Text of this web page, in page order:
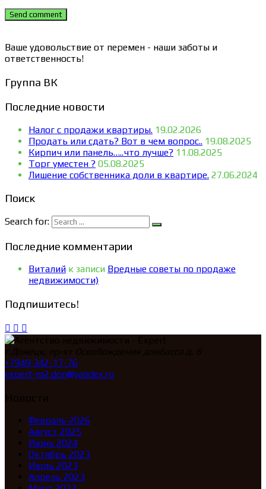
Send comment
Ваше удовольствие от перемен - наши заботы и
ответственность!
Группа ВК
Последние новости
Налог с продажи квартиры. 19.02.2026
Продать или сдать? Вот в чем вопрос.. 19.08.2025
Кирпич или панель…..что лучше? 11.08.2025
Торг уместен ? 05.08.2025
Лишение собственника доли в квартире. 27.06.2024
Поиск
Search for:
Последние комментарии
Виталий к записи Вредные советы по продаже
недвижимости)
Подпишитесь!
+7949 342-17-76
expert-m2.don@yandex.ru
Февраль 2026
Август 2025
Июнь 2024
Октябрь 2023
Июль 2023
Апрель 2023